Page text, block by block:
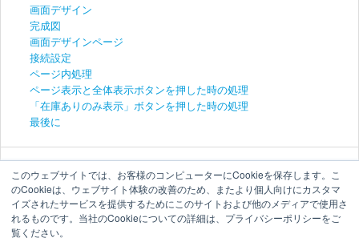
このウェブサイトでは、お客様のコンピューターにCookieを保存します。こ
のCookieは、ウェブサイト体験の改善のため、またより個人向けにカスタマ
イズされたサービスを提供するためにこのサイトおよび他のメディアで使用さ
れるものです。当社のCookieについての詳細は、プライバシーポリシーをご
覧ください。
画面デザイン
完成図
画面デザインページ
接続設定
ページ内処理
ページ表示と全体表示ボタンを押した時の処理
「在庫ありのみ表示」ボタンを押した時の処理
最後に